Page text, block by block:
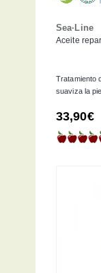
Sea·Line
Aceite
Tratamiento
suaviza la
33,90€